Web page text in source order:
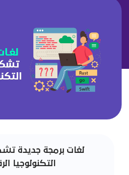
لغات برمجة جديدة
التكنولوجيا